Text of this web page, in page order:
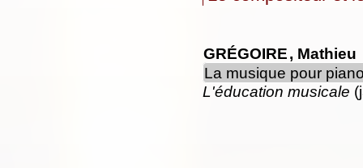
GRÉGOIRE, Mathieu
La musique pour
L'éducation musicale